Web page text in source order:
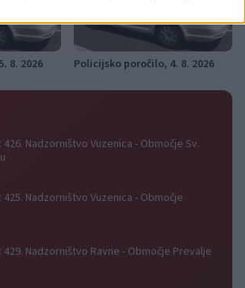
8. 2026 Policijsko poročilo, 4. 8. 2026
Nadzorništvo Vuzenica - Območje Sv.
Nadzorništvo Vuzenica - Območje
Nadzorništvo Ravne - Območje Prevalje